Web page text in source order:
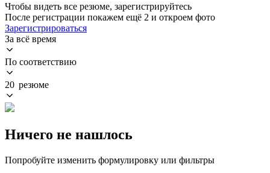
Чтобы видеть все резюме, зарегистрируйтесь
После регистрации покажем ещё 2 и откроем фото
Зарегистрироваться
За всё время
По соответствию
20 резюме
Ничего не нашлось
Попробуйте изменить формулировку или фильтры